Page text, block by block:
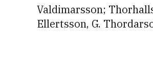
Valdimarsson;
Ellertsson, G.